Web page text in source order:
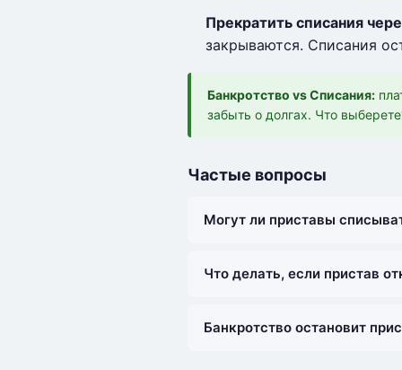
Прекратить списания
закрываются. Списания
Банкротство vs Списания:
забыть о долгах. Что
Частые вопросы
Могут ли приставы
Что делать, если пристав
Банкротство остановит